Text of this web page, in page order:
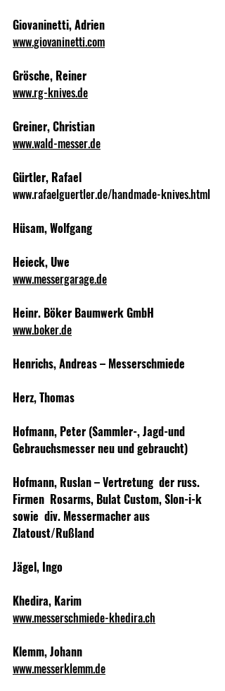
Giovaninetti, Adrien
www.giovaninetti.com
Grösche, Reiner
www.rg-knives.de
Greiner, Christian
www.wald-messer.de
Gürtler, Rafael
www.rafaelguertler.de/handmade-knives.html
Hüsam, Wolfgang
Heieck, Uwe
www.messergarage.de
Heinr. Böker Baumwerk GmbH
www.boker.de
Henrichs, Andreas – Messerschmiede
Herz, Thomas
Hofmann, Peter (Sammler-, Jagd-und
Gebrauchsmesser neu und gebraucht)
Hofmann, Ruslan – Vertretung  der russ.
Firmen  Rosarms, Bulat Custom, Slon-i-k
sowie  div. Messermacher aus
Zlatoust/Rußland
Jägel, Ingo
Khedira, Karim
www.messerschmiede-khedira.ch
Klemm, Johann
www.messerklemm.de